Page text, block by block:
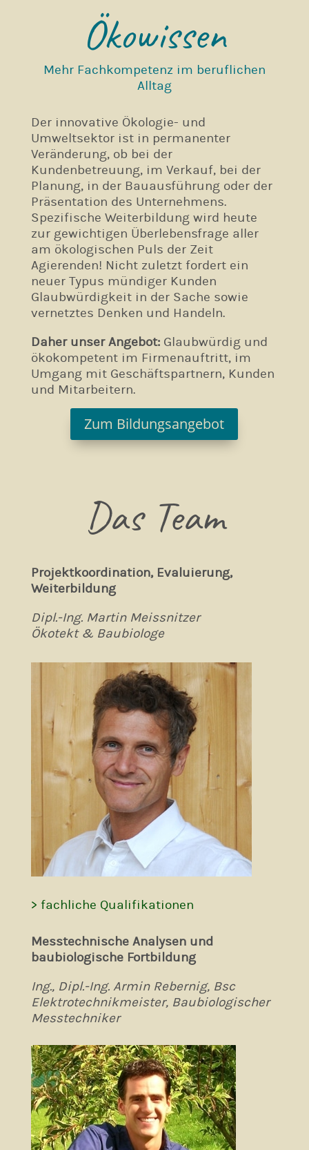
Ökowissen
Mehr Fachkompetenz im beruflichen
Alltag
Der innovative Ökologie- und
Umweltsektor ist in permanenter
Veränderung, ob bei der
Kundenbetreuung, im Verkauf, bei der
Planung, in der Bauausführung oder der
Präsentation des Unternehmens.
Spezifische Weiterbildung wird heute
zur gewichtigen Überlebensfrage aller
am ökologischen Puls der Zeit
Agierenden! Nicht zuletzt fordert ein
neuer Typus mündiger Kunden
Glaubwürdigkeit in der Sache sowie
vernetztes Denken und Handeln.
Daher unser Angebot:Glaubwürdig und
ökokompetent im Firmenauftritt, im
Umgang mit Geschäftspartnern, Kunden
und Mitarbeitern.
Zum Bildungsangebot
Das Team
Projektkoordination, Evaluierung,
Weiterbildung
Dipl.-Ing. Martin Meissnitzer
Ökotekt & Baubiologe
> fachliche Qualifikationen
Messtechnische Analysen und
baubiologische Fortbildung
Ing., Dipl.-Ing. Armin Rebernig, Bsc
Elektrotechnikmeister, Baubiologischer
Messtechniker